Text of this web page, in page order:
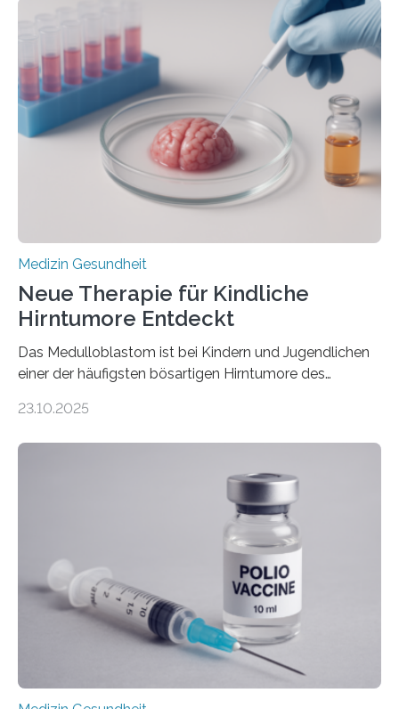
im Journal Circulation, warum der Energietransport bei
der Hypertrophen Kardiomyopathie (HCM) versagen
kann und wie sich durch eine Verringerung der
Herzbelastung und des oxidativen Stresses
Rhythmusstörungen reduzieren lassen. Würzburg. Die
hypertrophe Kardiomyopathie (HCM) ist die häufigste
erblich bedingte Herzerkrankung. Sie führt dazu, dass
sich die linke Herzkammer verdickt, der Herzmuskel zu
stark kontrahiert…
Medizin Gesundheit
Neue Therapie für Kindliche
Hirntumore Entdeckt
Das Medulloblastom ist bei Kindern und Jugendlichen
einer der häufigsten bösartigen Hirntumore des
Betroffenen können mit heutigen Methoden geheilt
Dringend benötigt werden zielgerichtete Therapien, die
nur Tumorschwachstellen angreifen und normales
Gewebe verschonen. Forschende um Daniel Merk vom
Hertie-Institut für klinische Hirnforschung am
Universitätsklinikum Tübingen haben eine solche
Schwachstelle im Erbgut einer Untergruppe des
Medulloblastoms gefunden. Die Wilhelm Sander-
Stiftung unterstützte das Projekt…
23.10.2025